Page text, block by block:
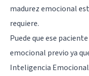
madurez emocional
requiere.
Puede que ese
emocional previo ya
Inteligencia Emocional